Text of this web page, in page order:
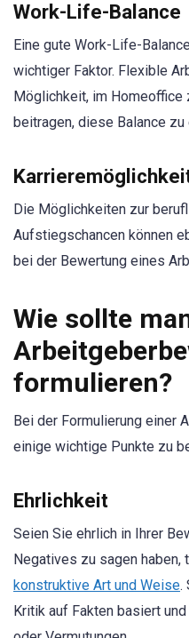
Work-Life-Balance
Eine gute Work-Life-
wichtiger Faktor. Flexible
Möglichkeit, im Homeoffice
beitragen, diese Balance zu
Die Möglichkeiten zur
Aufstiegschancen können
bei der Bewertung eines
Wie sollte
formulieren?
Bei der Formulierung einer
einige wichtige Punkte zu
Ehrlichkeit
Seien Sie ehrlich in Ihrer
Negatives zu sagen haben,
konstruktive Art und Weise.
Kritik auf Fakten basiert